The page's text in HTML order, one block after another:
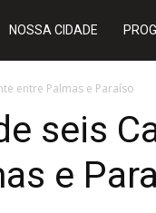
NOSSA CIDADE
entre Palmas e Paraíso
seis
e